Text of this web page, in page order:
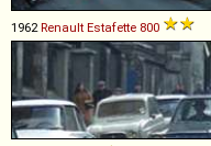
1962 Renault Estafette 800